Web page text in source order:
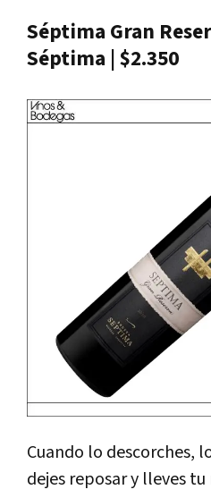
Séptima Gran
Séptima | $2.350
Cuando lo descorches,
dejes reposar y lleves